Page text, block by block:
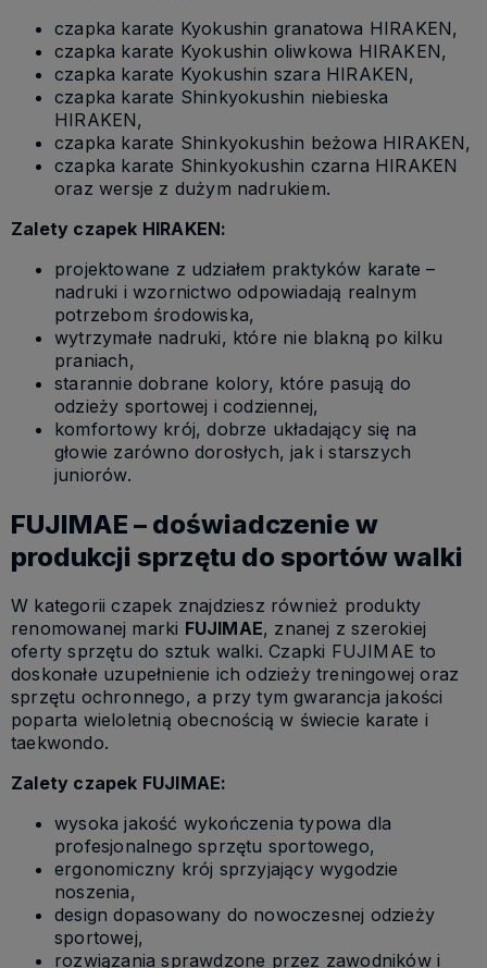
czapka karate Kyokushin granatowa HIRAKEN,
czapka karate Kyokushin oliwkowa HIRAKEN,
czapka karate Kyokushin szara HIRAKEN,
czapka karate Shinkyokushin niebieska
HIRAKEN,
czapka karate Shinkyokushin beżowa HIRAKEN,
czapka karate Shinkyokushin czarna HIRAKEN
oraz wersje z dużym nadrukiem.
Zalety czapek HIRAKEN:
projektowane z udziałem praktyków karate –
nadruki i wzornictwo odpowiadają realnym
potrzebom środowiska,
wytrzymałe nadruki, które nie blakną po kilku
praniach,
starannie dobrane kolory, które pasują do
odzieży sportowej i codziennej,
komfortowy krój, dobrze układający się na
głowie zarówno dorosłych, jak i starszych
juniorów.
FUJIMAE – doświadczenie w
produkcji sprzętu do sportów walki
W kategorii czapek znajdziesz również produkty
renomowanej marki FUJIMAE, znanej z szerokiej
oferty sprzętu do sztuk walki. Czapki FUJIMAE to
doskonałe uzupełnienie ich odzieży treningowej oraz
sprzętu ochronnego, a przy tym gwarancja jakości
poparta wieloletnią obecnością w świecie karate i
taekwondo.
Zalety czapek FUJIMAE:
wysoka jakość wykończenia typowa dla
profesjonalnego sprzętu sportowego,
ergonomiczny krój sprzyjający wygodzie
noszenia,
design dopasowany do nowoczesnej odzieży
sportowej,
rozwiązania sprawdzone przez zawodników i